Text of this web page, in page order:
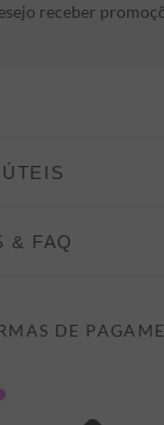
receber
& FAQ
DE